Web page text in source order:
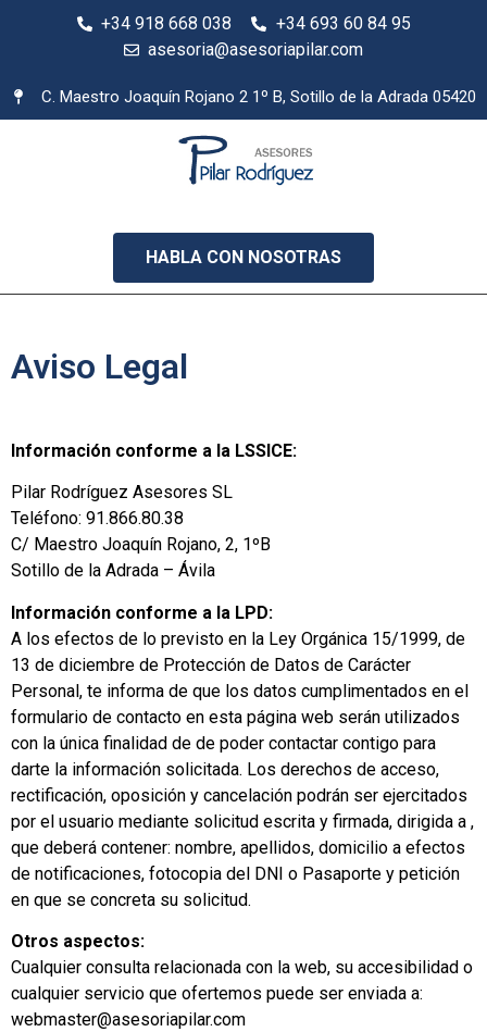
+34 918 668 038
+34 693 60 84 95
asesoria@asesoriapilar.com
C. Maestro Joaquín Rojano 2 1º B, Sotillo de la Adrada 05420
HABLA CON NOSOTRAS
Aviso Legal
Información conforme a la LSSICE:
Pilar Rodríguez Asesores SL
Teléfono: 91.866.80.38
C/ Maestro Joaquín Rojano, 2, 1ºB
Sotillo de la Adrada – Ávila
Información conforme a la LPD:
A los efectos de lo previsto en la Ley Orgánica 15/1999, de
13 de diciembre de Protección de Datos de Carácter
Personal, te informa de que los datos cumplimentados en el
formulario de contacto en esta página web serán utilizados
con la única finalidad de de poder contactar contigo para
darte la información solicitada. Los derechos de acceso,
rectificación, oposición y cancelación podrán ser ejercitados
por el usuario mediante solicitud escrita y firmada, dirigida a ,
que deberá contener: nombre, apellidos, domicilio a efectos
de notificaciones, fotocopia del DNI o Pasaporte y petición
en que se concreta su solicitud.
Otros aspectos:
Cualquier consulta relacionada con la web, su accesibilidad o
cualquier servicio que ofertemos puede ser enviada a:
webmaster@asesoriapilar.com